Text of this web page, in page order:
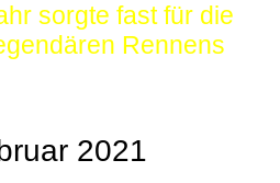
sorgte fast für die
Rennens
2021